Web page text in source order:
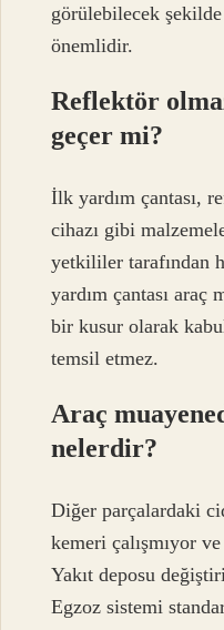
görülebilecek şekilde
önemlidir.
Reflektör
geçer mi?
İlk yardım çantası,
cihazı gibi
yetkililer tarafından
yardım çantası araç
bir kusur olarak
temsil etmez.
Araç
nelerdir?
Diğer parçalardaki
kemeri çalışmıyor
Yakıt deposu
Egzoz sistemi